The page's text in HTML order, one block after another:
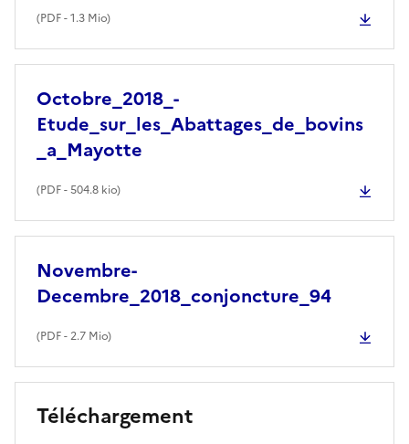
(PDF- 1.3 Mio)
Octobre_2018_-
Etude_sur_les_Abattages_de_bovins
_a_Mayotte
(PDF- 504.8 kio)
Novembre-
Decembre_2018_conjoncture_94
(PDF- 2.7 Mio)
Téléchargement